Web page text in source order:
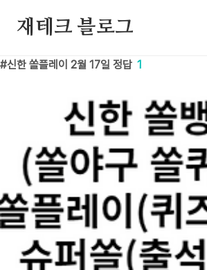
재테크 블로그
신한 쏠플레이 2월 17일 정답 1